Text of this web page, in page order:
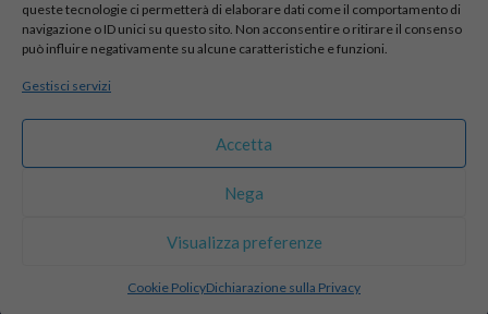
queste tecnologie ci permetterà di elaborare dati come il comportamento di
navigazione o ID unici su questo sito. Non acconsentire o ritirare il consenso
può influire negativamente su alcune caratteristiche e funzioni.
Gestisci servizi
Accetta
Nega
Visualizza preferenze
Cookie PolicyDichiarazione sulla Privacy
51100 PISTOIA
Find us here:
sito realizzato da
Reserved | Credits